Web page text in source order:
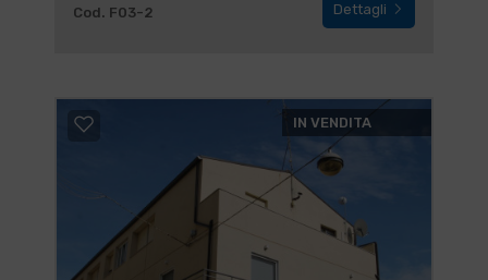
Cod. F03-2 Dettagli
IN VENDITA